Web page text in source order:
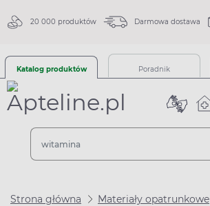
20 000 produktów Darmowa dostawa
Katalog produktów Poradnik
Strona główna Materiały opatrunkowe